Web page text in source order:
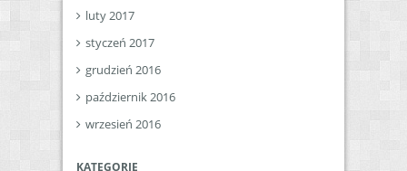
luty 2017
styczeń 2017
grudzień 2016
październik 2016
wrzesień 2016
KATEGORIE